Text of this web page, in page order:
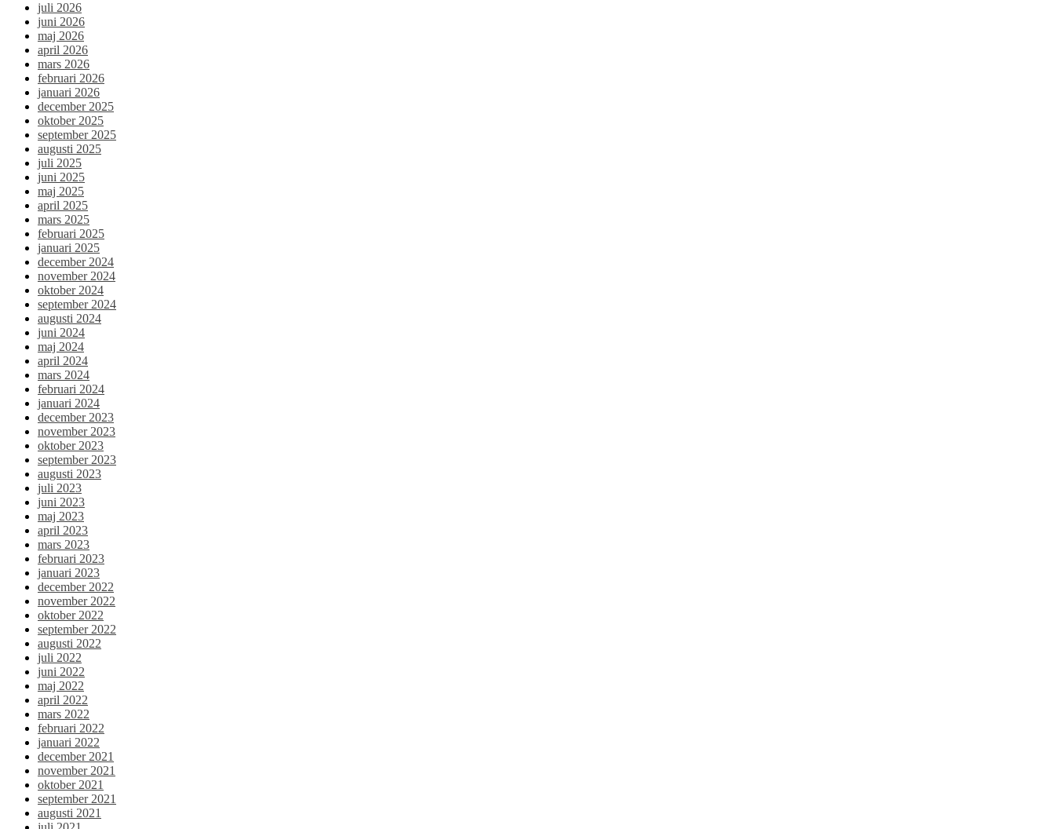
juli 2026
juni 2026
maj 2026
april 2026
mars 2026
februari 2026
januari 2026
december 2025
oktober 2025
september 2025
augusti 2025
juli 2025
juni 2025
maj 2025
april 2025
mars 2025
februari 2025
januari 2025
december 2024
november 2024
oktober 2024
september 2024
augusti 2024
juni 2024
maj 2024
april 2024
mars 2024
februari 2024
januari 2024
december 2023
november 2023
oktober 2023
september 2023
augusti 2023
juli 2023
juni 2023
maj 2023
april 2023
mars 2023
februari 2023
januari 2023
december 2022
november 2022
oktober 2022
september 2022
augusti 2022
juli 2022
juni 2022
maj 2022
april 2022
mars 2022
februari 2022
januari 2022
december 2021
november 2021
oktober 2021
september 2021
augusti 2021